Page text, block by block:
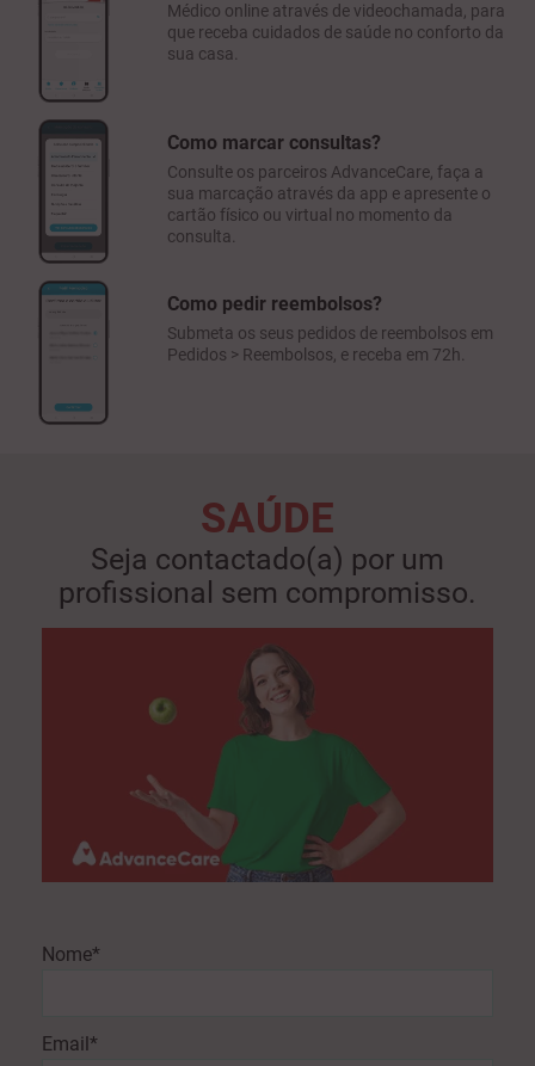
Médico online através de videochamada, para
que receba cuidados de saúde no conforto da
sua casa.
Como marcar consultas?
Consulte os parceiros AdvanceCare, faça a
sua marcação através da app e apresente o
cartão físico ou virtual no momento da
consulta.
Como pedir reembolsos?
Submeta os seus pedidos de reembolsos em
Pedidos > Reembolsos, e receba em 72h.
SAÚDE
Seja contactado(a) por um
profissional sem compromisso.
Nome*
Email*